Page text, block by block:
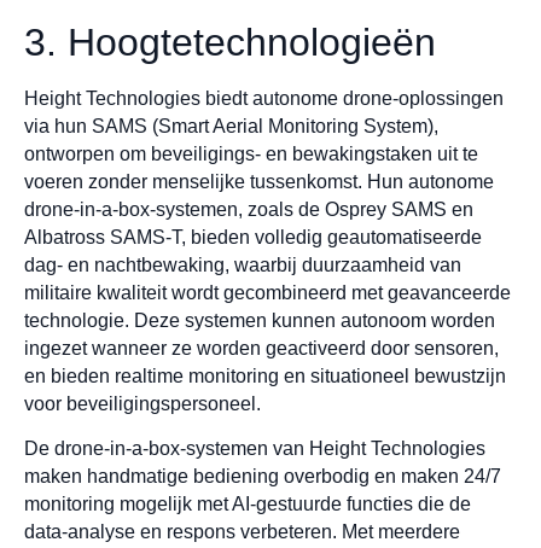
3. Hoogtetechnologieën
Height Technologies biedt autonome drone-oplossingen
via hun SAMS (Smart Aerial Monitoring System),
ontworpen om beveiligings- en bewakingstaken uit te
voeren zonder menselijke tussenkomst. Hun autonome
drone-in-a-box-systemen, zoals de Osprey SAMS en
Albatross SAMS-T, bieden volledig geautomatiseerde
dag- en nachtbewaking, waarbij duurzaamheid van
militaire kwaliteit wordt gecombineerd met geavanceerde
technologie. Deze systemen kunnen autonoom worden
ingezet wanneer ze worden geactiveerd door sensoren,
en bieden realtime monitoring en situationeel bewustzijn
voor beveiligingspersoneel.
De drone-in-a-box-systemen van Height Technologies
maken handmatige bediening overbodig en maken 24/7
monitoring mogelijk met AI-gestuurde functies die de
data-analyse en respons verbeteren. Met meerdere